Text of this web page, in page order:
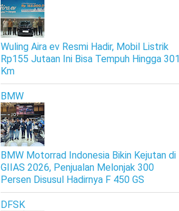
Wuling Aira ev Resmi Hadir, Mobil Listrik
Rp155 Jutaan Ini Bisa Tempuh Hingga 301
Km
BMW
BMW Motorrad Indonesia Bikin Kejutan di
GIIAS 2026, Penjualan Melonjak 300
Persen Disusul Hadirnya F 450 GS
DFSK